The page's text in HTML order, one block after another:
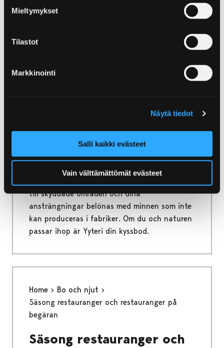
Mieltymykset
Tilastot
Markkinointi
Näytä tiedot
Salli kaikki evästeet
Vain välttämättömät evästeet
Bottenhavets nationalpark. Det finns
naturvänner och dem som söker upplevelser.
Den orörda naturens flora och fauna får ditt
till skyddade områden och dina
ansträngningar belönas med minnen som inte
kan produceras i fabriker. Om du och naturen
passar ihop är Yyteri din kyssbod.
Home
Bo och njut
Säsong restauranger och restauranger på
begäran
Säsong restauranger och